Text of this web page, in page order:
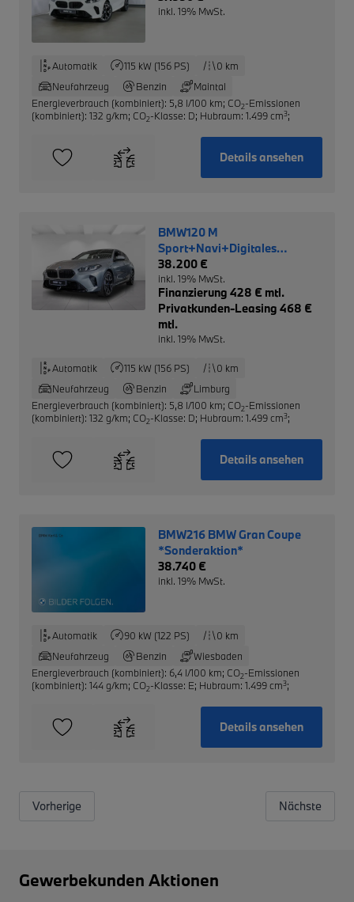
inkl. 19% MwSt.
Automatik 115 kW (156 PS)
0 km
Neufahrzeug
Benzin
Maintal
Energieverbrauch (kombiniert): 5,8 l/100 km; CO2-Emissionen
(kombiniert): 132 g/km; CO2-Klasse: D; Hubraum: 1.499 cm3;
Details ansehen
BMW120 M
Sport+Navi+Digitales
Cockpit+LED+Klimaautom
Musikstreaming
38.200 €
inkl. 19% MwSt.
Finanzierung 428 € mtl.
Privatkunden-Leasing 468 €
mtl.
inkl. 19% MwSt.
Automatik 115 kW (156 PS)
0 km
Neufahrzeug
Benzin
Limburg
Energieverbrauch (kombiniert): 5,8 l/100 km; CO2-Emissionen
(kombiniert): 132 g/km; CO2-Klasse: D; Hubraum: 1.499 cm3;
Details ansehen
BMW216 BMW Gran Coupe
*Sonderaktion*
38.740 €
inkl. 19% MwSt.
Automatik 90 kW (122 PS)
0 km
Neufahrzeug
Benzin
Wiesbaden
Energieverbrauch (kombiniert): 6,4 l/100 km; CO2-Emissionen
(kombiniert): 144 g/km; CO2-Klasse: E; Hubraum: 1.499 cm3;
Details ansehen
Vorherige Nächste
Gewerbekunden Aktionen